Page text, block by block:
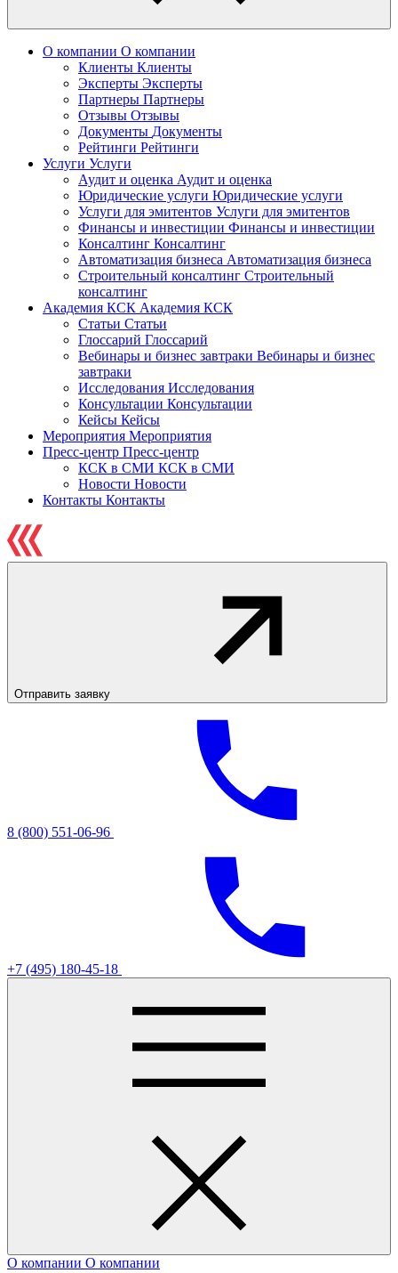
О компании О компании
Клиенты Клиенты
Эксперты Эксперты
Партнеры Партнеры
Отзывы Отзывы
Документы Документы
Рейтинги Рейтинги
Услуги Услуги
Аудит и оценка Аудит и оценка
Юридические услуги Юридические услуги
Услуги для эмитентов Услуги для эмитентов
Финансы и инвестиции Финансы и инвестиции
Консалтинг Консалтинг
Автоматизация бизнеса Автоматизация бизнеса
Строительный консалтинг Строительный
консалтинг
Академия КСК Академия КСК
Статьи Статьи
Глоссарий Глоссарий
Вебинары и бизнес завтраки Вебинары и бизнес
завтраки
Исследования Исследования
Консультации Консультации
Кейсы Кейсы
Мероприятия Мероприятия
Пресс-центр Пресс-центр
КСК в СМИ КСК в СМИ
Новости Новости
Контакты Контакты
Отправить заявку
8 (800) 551-06-96
+7 (495) 180-45-18
О компании О компании